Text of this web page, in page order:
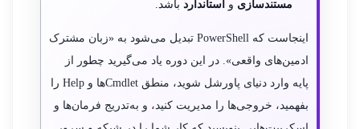
مستندسازی و استانداردباشد.
اینجاست که PowerShell تبدیل می‌شود به «زبان مشترک
ادمین‌های واقعی». در این دوره یاد می‌گیرید چطور از
پایه وارد دنیای پاورشل شوید، منطق Cmdletها و Help را
بفهمید، خروجی‌ها را مدیریت کنید، و به‌تدریج فرمان‌ها و